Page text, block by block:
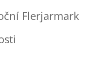
Flerjarmark